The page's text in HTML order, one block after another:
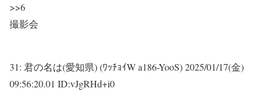
>>6
撮影会
31: 君の名は(愛知県) (ﾜｯﾁｮｲW a186-YooS)2025/01/17(金)
09:56:20.01 ID:vJgRHd+i0